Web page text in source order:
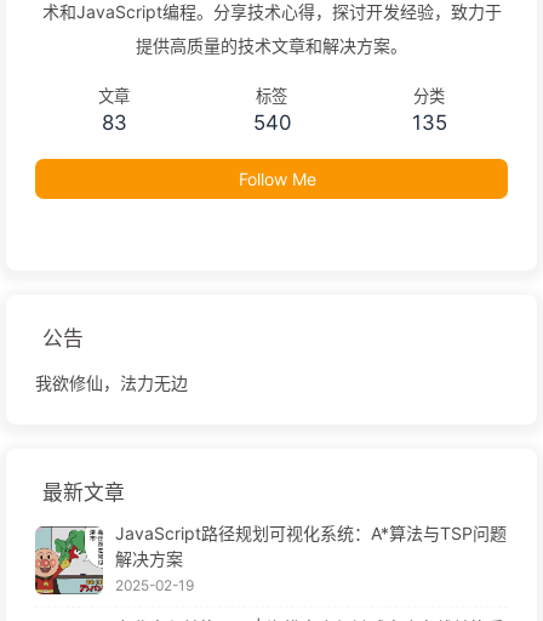
术和JavaScript编程。分享技术心得，探讨开发经验，致力于
提供高质量的技术文章和解决方案。
文章
83
标签
540
分类
135
Follow Me
公告
我欲修仙，法力无边
最新文章
JavaScript路径规划可视化系统：A*算法与TSP问题
解决方案
2025-02-19